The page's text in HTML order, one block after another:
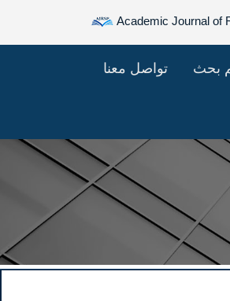
Academic Journal of
بحث تواصل معنا